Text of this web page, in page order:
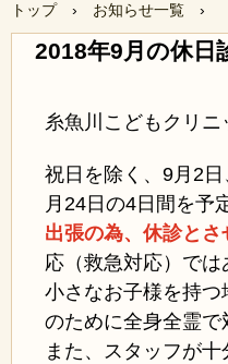
トップ › お知らせ一覧 ›
2018年9月の休日
糸魚川こどもクリニ
祝日を除く、9月2
月24日の4日間を予
出張の為、休診と
応（救急対応）では
小さなお子様を持
のために全身全霊で
また、スタッフが